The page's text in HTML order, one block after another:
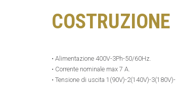
COSTRUZIONE
• Alimentazione 400V-3Ph-50/60Hz.
• Corrente nominale max 7 A.
• Tensione di uscita 1(90V)-2(140V)-3(180V)-